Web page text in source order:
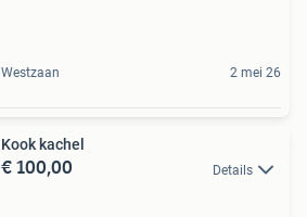
Westzaan 2 mei 26
Kook kachel
€ 100,00 Details